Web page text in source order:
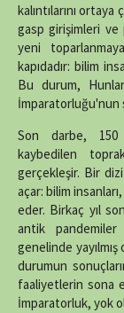
kalıntılarını ortaya
gasp girişimleri
yeni
kapıdadır: bilim
Bu durum,
İmparatorluğu'nun
Son darbe, 150
kaybedilen
gerçekleşir. Bir
açar: bilim
eder. Birkaç yıl
antik
genelinde
durumun
faaliyetlerin sona
İmparatorluk, yok